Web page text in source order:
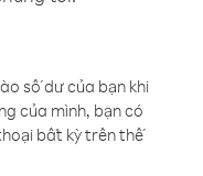
số dư của bạn khi
của mình, bạn có
bất kỳ trên thế